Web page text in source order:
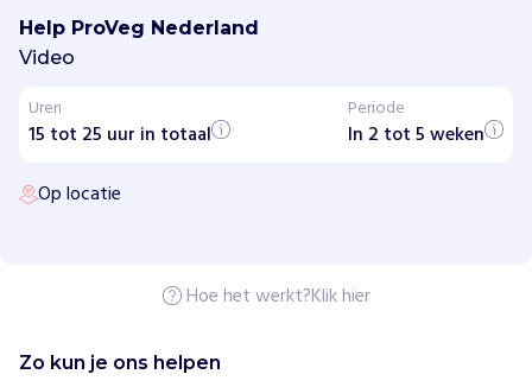
V
e
g
e
d
l
w
Help ProVeg Nederland
Video
Uren
15 tot 25 uur in totaal
Periode
In 2 tot 5 weken
Op locatie
Hoe het werkt?Klik hier
Zo kun je ons helpen